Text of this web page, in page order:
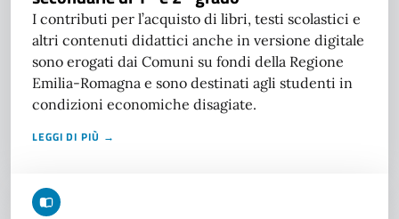
I contributi per l’acquisto di libri, testi scolastici e
altri contenuti didattici anche in versione digitale
sono erogati dai Comuni su fondi della Regione
Emilia-Romagna e sono destinati agli studenti in
condizioni economiche disagiate.
LEGGI DI PIÙ →